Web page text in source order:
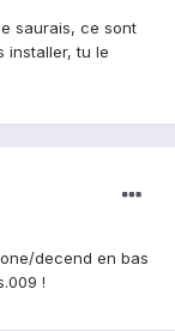
saurais, ce sont
installer, tu le
decend en bas
!